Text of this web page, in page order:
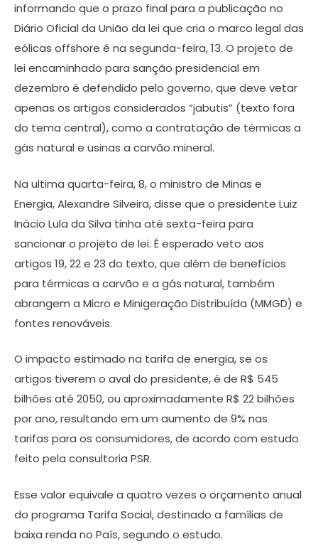
informando que o prazo final para a publicação no
Diário Oficial da União da lei que cria o marco legal das
eólicas offshore é na segunda-feira, 13. O projeto de
lei encaminhado para sanção presidencial em
dezembro é defendido pelo governo, que deve vetar
apenas os artigos considerados “jabutis” (texto fora
do tema central), como a contratação de térmicas a
gás natural e usinas a carvão mineral.
Na ultima quarta-feira, 8, o ministro de Minas e
Energia, Alexandre Silveira, disse que o presidente Luiz
Inácio Lula da Silva tinha até sexta-feira para
sancionar o projeto de lei. É esperado veto aos
artigos 19, 22 e 23 do texto, que além de benefícios
para térmicas a carvão e a gás natural, também
abrangem a Micro e Minigeração Distribuída (MMGD) e
fontes renováveis.
O impacto estimado na tarifa de energia, se os
artigos tiverem o aval do presidente, é de R$ 545
bilhões até 2050, ou aproximadamente R$ 22 bilhões
por ano, resultando em um aumento de 9% nas
tarifas para os consumidores, de acordo com estudo
feito pela consultoria PSR.
Esse valor equivale a quatro vezes o orçamento anual
do programa Tarifa Social, destinado a famílias de
baixa renda no País, segundo o estudo.